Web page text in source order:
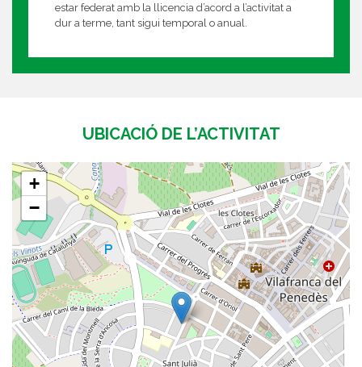
estar federat amb la llicencia d’acord a l’activitat a
dur a terme, tant sigui temporal o anual.
UBICACIÓ DE L’ACTIVITAT
+
−